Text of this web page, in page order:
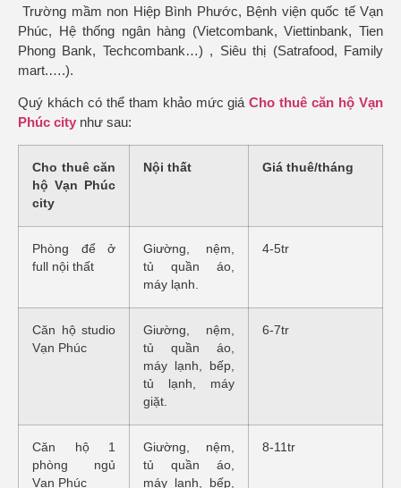
Trường mầm non Hiệp Bình Phước, Bệnh viện quốc tế Vạn
Phúc, Hệ thống ngân hàng (Vietcombank, Viettinbank, Tien
Phong Bank, Techcombank…) , Siêu thị (Satrafood, Family
mart.….).
Quý khách có thể tham khảo mức giáCho thuê căn hộ Vạn
Phúc city như sau:
Cho thuê căn
hộ Vạn Phúc
city
Nội thất Giá thuê/tháng
Phòng để ở
full nội thất
Giường, nệm,
tủ quần áo,
máy lạnh.
4-5tr
Căn hộ studio
Vạn Phúc
Giường, nệm,
tủ quần áo,
máy lạnh, bếp,
tủ lạnh, máy
giặt.
6-7tr
Căn hộ 1
phòng ngủ
Vạn Phúc
Giường, nệm,
tủ quần áo,
máy lạnh, bếp,
8-11tr